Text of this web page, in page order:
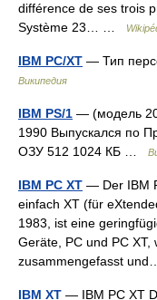
différence de ses trois
Système 23… …
IBM PC/XT — Тип
Википедия
IBM PS/1 — (модель
1990 Выпускался по
ОЗУ 512 1024 КБ …
IBM PC XT — Der IBM
einfach XT (für
1983, ist eine
Geräte, PC und PC
zusammengefasst
IBM XT — IBM PC XT